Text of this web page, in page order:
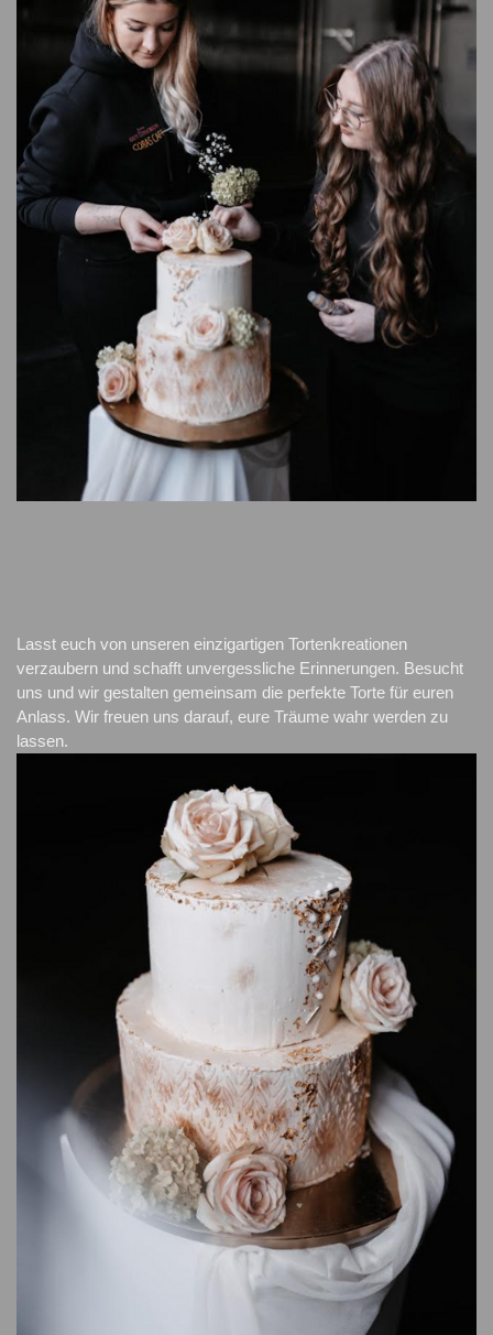
Lasst euch von unseren einzigartigen Tortenkreationen
verzaubern und schafft unvergessliche Erinnerungen. Besucht
uns und wir gestalten gemeinsam die perfekte Torte für euren
Anlass. Wir freuen uns darauf, eure Träume wahr werden zu
lassen.